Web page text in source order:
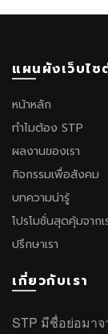
แผนผังเว็บไซ
หน้าหลัก
ทำไมต้อง STP
ผลงานของเรา
กิจกรรมเพื่อสังคม
บทความน่ารู้
โปรโมชั่นสุดคุ้มจากเ
ปรึกษาเรา
เกี่ยวกับเรา
STP มีชื่อย่อมาจ